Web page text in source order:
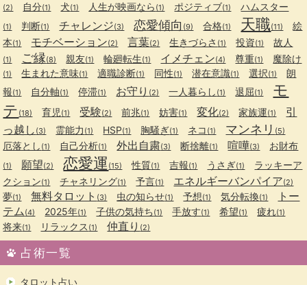
(2) 自分(1) 犬(1) 人生が映画なら (1) ポジティブ(1) ハムスター
(1) 判断(1) チャレンジ(3) 恋愛傾向 (9) 合格(1) 天職(11)
絵
本(1) モチベーション(2) 言葉(2) 生きづらさ (1) 投資(1) 故人
(1) ご縁(8) 親友(1) 輪廻転生(1) イメチェン(4) 尊重(1) 魔除け
(1) 生まれた意味(1) 適職診断(1) 同性(1) 潜在意識(1) 選択(1)
朗
報(1) 自分軸(1) 停滞(1) お守り (2) 一人暮らし (1) 退屈(1)
モ
テ (18) 育児 (1) 受験(2) 前兆(1) 妨害(1) 変化(2) 家族運(1)
引
っ越し (3) 霊能力 (1) HSP(1) 胸騒ぎ(1) ネコ (1) マンネリ (5)
厄落とし (1) 自己分析(1) 外出自粛(3) 断捨離(1) 喧嘩(3) お財布
(1) 願望(2) 恋愛運 (15) 性質(1) 吉報(1) うさぎ(1)
ラッキーア
クション(1) チャネリング(1) 予言(1) エネルギーバンパイア(2)
夢(1) 無料タロット (3) 虫の知らせ(1) 予想(1) 気分転換(1)
トー
テム(4) 2025年(1) 子供の気持ち(1) 手放す(1) 希望(1) 疲れ(1)
将来(1) リラックス (1) 仲直り (2)
占術一覧
タロット占い